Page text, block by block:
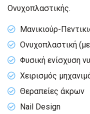
Ονυχοπλαστικής.
Μανικιούρ-
Ονυχοπλαστική
Φυσική ενίσχυση
Χειρισμός
Θεραπείες άκρων
Nail Design